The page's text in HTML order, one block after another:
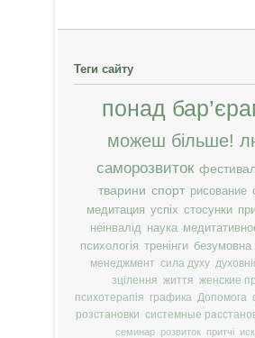
Теги сайту
понад
можеш більше!
саморозвиток
тварини спорт рисование
медитация успіх стосунки
неінвалід наука
психологія тренінги
менеджмент сила духу
зцілення життя женские
психотерапія графика Допомога
розстановки системные
семинар розвиток притчі